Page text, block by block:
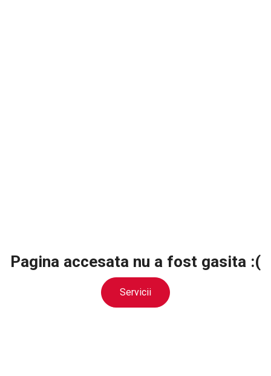
Pagina accesata nu a fost gasita :(
Servicii